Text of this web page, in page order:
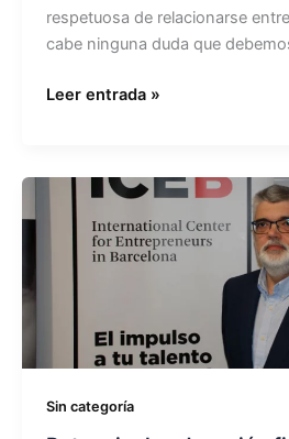
respetuosa de relacionarse
cabe ninguna duda que
Leer entrada »
Sin categoría
Potenciar
educación
financiera,